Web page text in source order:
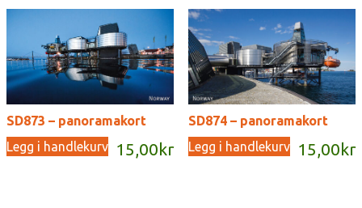
SD873 – panoramakort
15,00 kr
Legg i handlekurv
SD874 – panoramakort
15,00 kr
Legg i handlekurv